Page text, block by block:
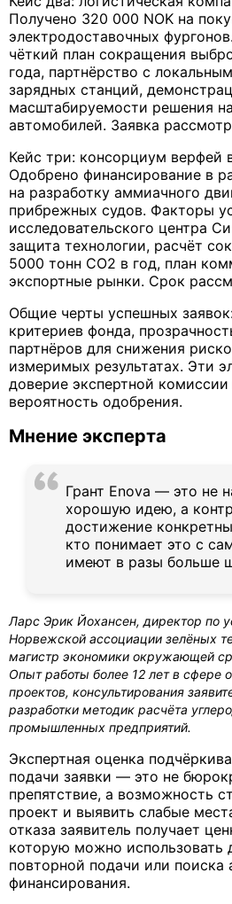
Получено 320 000 NOK на
электродоставочных
чёткий план сокращения
года, партнёрство с
зарядных станций,
масштабируемости решения
автомобилей. Заявка
Кейс три: консорциум верфей
Одобрено финансирование в
на разработку аммиачного
прибрежных судов. Факторы
исследовательского центра
защита технологии, расчёт
5000 тонн СО2 в год, план
экспортные рынки. Срок
Общие черты успешных
критериев фонда,
партнёров для снижения
измеримых результатах. Эти
доверие экспертной
вероятность одобрения.
Мнение эксперта
Грант Enova — это не
хорошую идею, а
достижение
кто понимает это с
имеют в разы больше
Ларс Эрик Йохансен, директор по
Норвежской ассоциации зелёных
магистр экономики окружающей
Опыт работы более 12 лет в сфере
проектов, консультирования
разработки методик расчёта
промышленных предприятий.
Экспертная оценка
подачи заявки — это не
препятствие, а возможность
проект и выявить слабые
отказа заявитель получает
которую можно использовать
повторной подачи или поиска
финансирования.